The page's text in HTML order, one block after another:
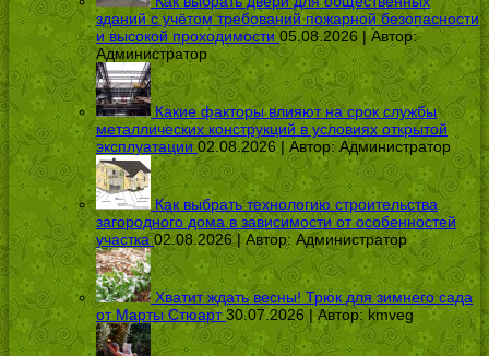
зданий с учётом требований пожарной безопасности
и высокой проходимости 05.08.2026 | Автор:
Администратор
Какие факторы влияют на срок службы
металлических конструкций в условиях открытой
эксплуатации 02.08.2026 | Автор:Администратор
Как выбрать технологию строительства
загородного дома в зависимости от особенностей
участка 02.08.2026 | Автор:Администратор
Хватит ждать весны! Трюк для зимнего сада
от Марты Стюарт 30.07.2026 | Автор:kmveg